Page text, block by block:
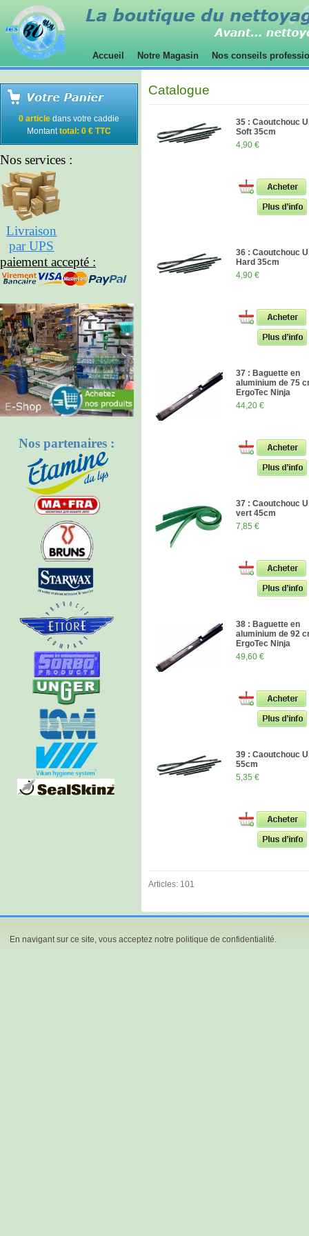
Accueil Notre Magasin Nos conseils
0 article dans votre caddie
Montanttotal: 0 € TTC
Nos services :
Livraison
par UPS
paiement accepté :
Nos partenaires :
Catalogue
35 : Caoutchouc
Soft 35cm
4,90 €
36 : Caoutchouc
Hard 35cm
4,90 €
37 : Baguette en
aluminium de 75
ErgoTec Ninja
44,20 €
37 : Caoutchouc
vert 45cm
7,85 €
38 : Baguette en
aluminium de 92
ErgoTec Ninja
49,60 €
39 : Caoutchouc
55cm
5,35 €
Articles: 101
En navigant sur ce site, vous acceptez notre politique de confidentialité.